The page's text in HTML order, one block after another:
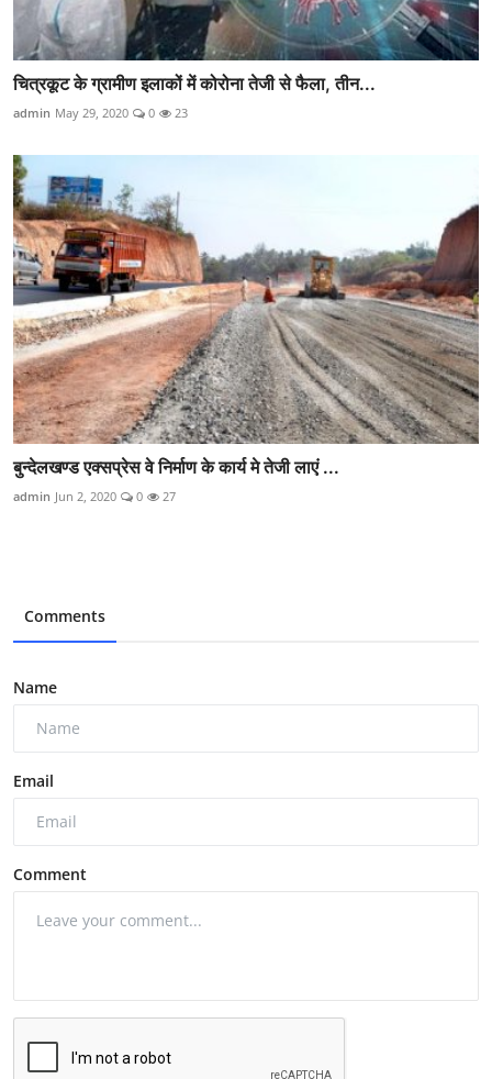
चित्रकूट के ग्रामीण इलाकों में कोरोना तेजी से फैला, तीन...
admin May 29, 2020 0 23
बुन्देलखण्ड एक्सप्रेस वे निर्माण के कार्य मे तेजी लाएं ...
admin Jun 2, 2020 0 27
Comments
Name
Email
Comment